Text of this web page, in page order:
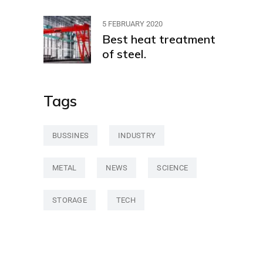
5 FEBRUARY 2020
Best heat treatment
of steel.
Tags
BUSSINES INDUSTRY
METAL NEWS SCIENCE
STORAGE TECH